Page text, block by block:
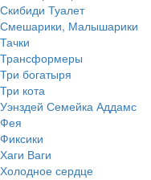
Скибиди Туалет
Смешарики, Малышарики
Тачки
Трансформеры
Три богатыря
Три кота
Уэнздей Семейка Аддамс
Фея
Фиксики
Хаги Ваги
Холодное сердце